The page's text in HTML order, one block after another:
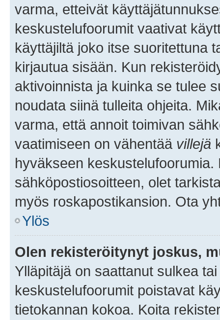
varma, etteivät
keskustelufoorumit vaativat
käyttäjiltä joko itse suoritettuna
kirjautua sisään. Kun
aktivoinnista ja kuinka se tulee
noudata siinä tulleita ohjeita.
varma, että annoit toimivan
vaatimiseen on vähentää villejä
hyväkseen
sähköpostiosoitteen, olet
myös roskapostikansion. Ota
Ylös
Olen rekisteröitynyt joskus,
Ylläpitäjä on saattanut sulkea
keskustelufoorumit poistavat
tietokannan kokoa. Koita